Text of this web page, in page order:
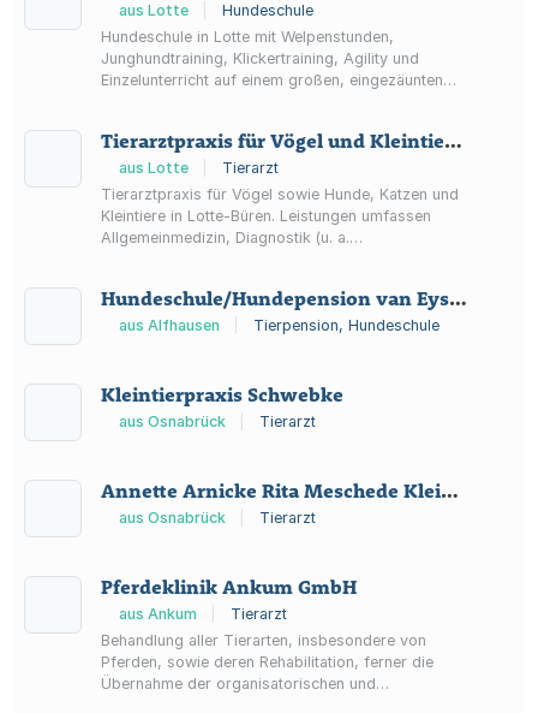
aus Lotte
Hundeschule
Hundeschule in Lotte mit Welpenstunden,
Junghundtraining, Klickertraining, Agility und
Einzelunterricht auf einem großen, eingezäunten
Tierarztpraxis für Vögel und Kleintiere Schnebel/Zinke
aus Lotte
Tierarzt
Tierarztpraxis für Vögel sowie Hunde, Katzen und
Kleintiere in Lotte-Büren. Leistungen umfassen
Allgemeinmedizin, Diagnostik (u. a.
Hundeschule/Hundepension van Eysden
aus Alfhausen Tierpension, Hundeschule
Kleintierpraxis Schwebke
aus Osnabrück Tierarzt
Annette Arnicke Rita Meschede Kleintierpraxis
aus Osnabrück Tierarzt
Pferdeklinik Ankum GmbH
aus Ankum
Tierarzt
Behandlung aller Tierarten, insbesondere von
Pferden, sowie deren Rehabilitation, ferner die
Übernahme der organisatorischen und